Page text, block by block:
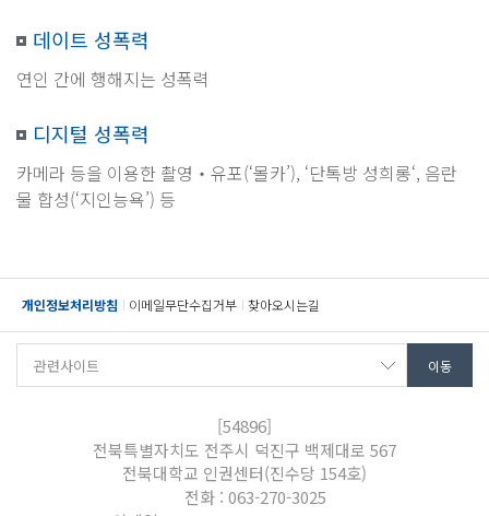
데이트 성폭력
연인 간에 행해지는 성폭력
디지털 성폭력
카메라 등을 이용한 촬영‧유포(‘몰카’), ‘단톡방 성희롱‘, 음란
물 합성(‘지인능욕’) 등
개인정보처리방침 이메일무단수집거부 찾아오시는길
[54896]
전북특별자치도 전주시 덕진구 백제대로 567
전북대학교 인권센터(진수당 154호)
전화 : 063-270-3025